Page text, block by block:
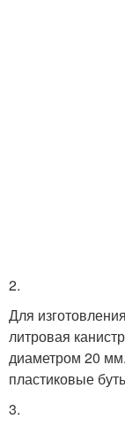
2.
Для
литровая
диаметром 20
пластиковые
3.